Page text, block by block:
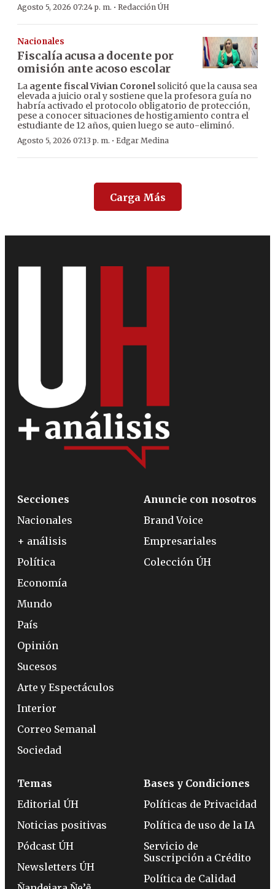
Agosto 5, 2026 07:24 p. m. · Redacción ÚH
Nacionales
Fiscalía acusa a docente por
omisión ante acoso escolar
La agente fiscal Vivian Coronelsolicitó que la causa sea
elevada a juicio oral y sostiene que la profesora guía no
habría activado el protocolo obligatorio de protección,
pese a conocer situaciones de hostigamiento contra el
estudiante de 12 años, quien luego se auto-eliminó.
Agosto 5, 2026 07:13 p. m. · Edgar Medina
Carga Más
Secciones
Nacionales
+ análisis
Política
Economía
Mundo
País
Opinión
Sucesos
Arte y Espectáculos
Interior
Correo Semanal
Sociedad
Anuncie con nosotros
Brand Voice
Empresariales
Colección ÚH
Temas
Editorial ÚH
Noticias positivas
Pódcast ÚH
Newsletters ÚH
Bases y Condiciones
Políticas de Privacidad
Política de uso de la IA
Servicio de
Suscripción a Crédito
Política de Calidad